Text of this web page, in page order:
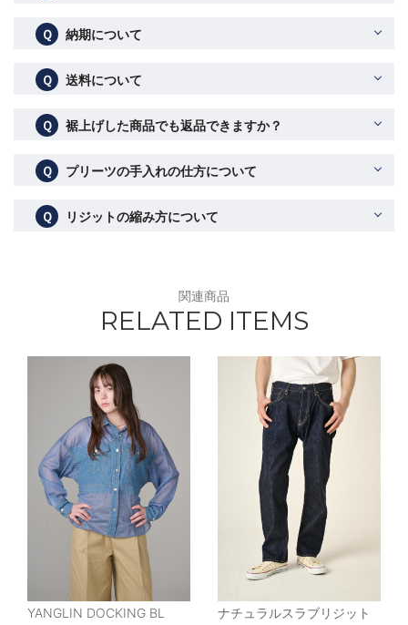
Ｑ 納期について
Ｑ 送料について
Ｑ 裾上げした商品でも返品できますか？
Ｑ プリーツの手入れの仕方について
Ｑ リジットの縮み方について
関連商品
RELATED ITEMS
YANGLIN DOCKING BL
ナチュラルスラブリジット